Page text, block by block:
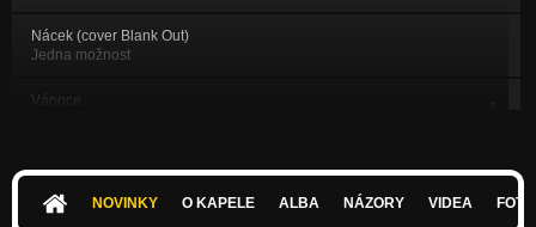
Nácek (cover Blank Out)
Jedna možnost
Vánoce
NOVINKY O KAPELE ALBA NÁZORY VIDEA